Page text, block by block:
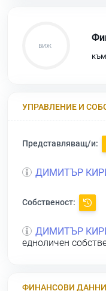
към
УПРАВЛЕНИЕ И
Представляващ/и:
ДИМИТЪР
Собственост:
ДИМИТЪР
едноличен
ФИНАНСОВИ ДАННИ